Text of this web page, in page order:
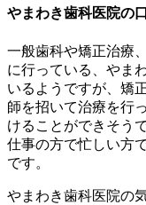
やまわき歯科医院の
一般歯科や矯正治療
に行っている、やま
いるようですが、矯
師を招いて治療を行
けることができそう
仕事の方で忙しい方
です。
やまわき歯科医院の